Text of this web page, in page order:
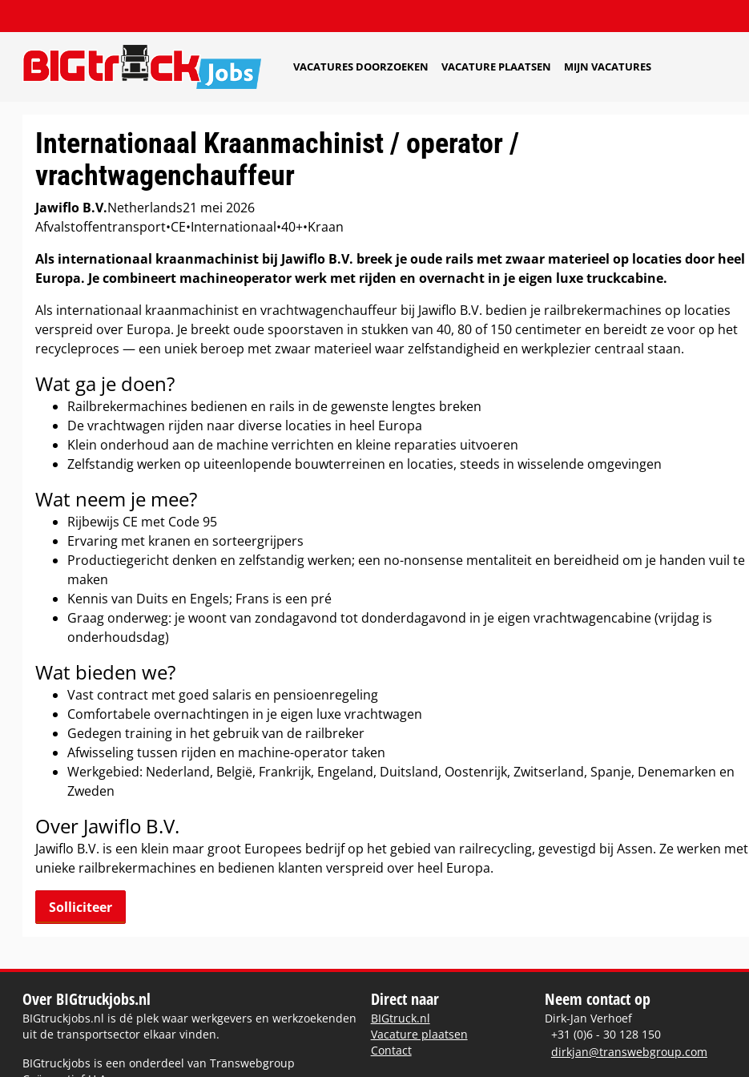
VACATURES DOORZOEKEN VACATURE PLAATSEN MIJN VACATURES
Internationaal Kraanmachinist / operator /
vrachtwagenchauffeur
Jawiflo B.V.Netherlands21 mei 2026
Afvalstoffentransport•CE•Internationaal•40+•Kraan
Als internationaal kraanmachinist bij Jawiflo B.V. breek je oude rails met zwaar materieel op locaties door heel
Europa. Je combineert machineoperator werk met rijden en overnacht in je eigen luxe truckcabine.
Als internationaal kraanmachinist en vrachtwagenchauffeur bij Jawiflo B.V. bedien je railbrekermachines op locaties
verspreid over Europa. Je breekt oude spoorstaven in stukken van 40, 80 of 150 centimeter en bereidt ze voor op het
recycleproces — een uniek beroep met zwaar materieel waar zelfstandigheid en werkplezier centraal staan.
Wat ga je doen?
Railbrekermachines bedienen en rails in de gewenste lengtes breken
De vrachtwagen rijden naar diverse locaties in heel Europa
Klein onderhoud aan de machine verrichten en kleine reparaties uitvoeren
Zelfstandig werken op uiteenlopende bouwterreinen en locaties, steeds in wisselende omgevingen
Wat neem je mee?
Rijbewijs CE met Code 95
Ervaring met kranen en sorteergrijpers
Productiegericht denken en zelfstandig werken; een no-nonsense mentaliteit en bereidheid om je handen vuil te
maken
Kennis van Duits en Engels; Frans is een pré
Graag onderweg: je woont van zondagavond tot donderdagavond in je eigen vrachtwagencabine (vrijdag is
onderhoudsdag)
Wat bieden we?
Vast contract met goed salaris en pensioenregeling
Comfortabele overnachtingen in je eigen luxe vrachtwagen
Gedegen training in het gebruik van de railbreker
Afwisseling tussen rijden en machine-operator taken
Werkgebied: Nederland, België, Frankrijk, Engeland, Duitsland, Oostenrijk, Zwitserland, Spanje, Denemarken en
Zweden
Over Jawiflo B.V.
Jawiflo B.V. is een klein maar groot Europees bedrijf op het gebied van railrecycling, gevestigd bij Assen. Ze werken met
unieke railbrekermachines en bedienen klanten verspreid over heel Europa.
Solliciteer
Over BIGtruckjobs.nl
BIGtruckjobs.nl is dé plek waar werkgevers en werkzoekenden
uit de transportsector elkaar vinden.
BIGtruckjobs is een onderdeel van Transwebgroup
Direct naar
BIGtruck.nl
Vacature plaatsen
Contact
Neem contact op
Dirk-Jan Verhoef
+31 (0)6 - 30 128 150
dirkjan@transwebgroup.com